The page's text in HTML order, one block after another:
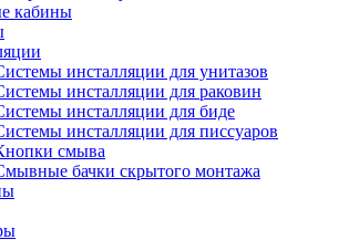
кабины
инсталляции для унитазов
инсталляции для раковин
инсталляции для биде
инсталляции для писсуаров
смыва
бачки скрытого монтажа